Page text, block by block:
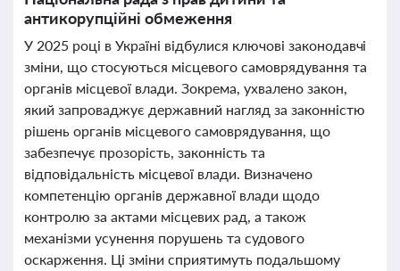
антикорупційні обмеження
У 2025 році в Україні відбулися ключові законодавчі
зміни, що стосуються місцевого самоврядування та
органів місцевої влади. Зокрема, ухвалено закон,
який запроваджує державний нагляд за законністю
рішень органів місцевого самоврядування, що
забезпечує прозорість, законність та
відповідальність місцевої влади. Визначено
компетенцію органів державної влади щодо
контролю за актами місцевих рад, а також
механізми усунення порушень та судового
оскарження. Ці зміни сприятимуть подальшому